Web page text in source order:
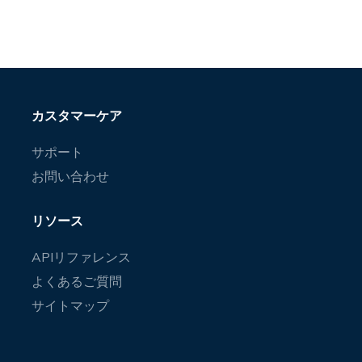
カスタマーケア
サポート
お問い合わせ
リソース
APIリファレンス
よくあるご質問
サイトマップ